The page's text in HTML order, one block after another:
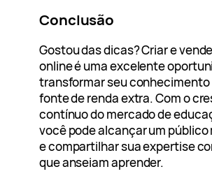
Conclusão
Gostou das dicas? Criar e
online é uma excelente
transformar seu conhecimento
fonte de renda extra. Com o
contínuo do mercado de
você pode alcançar um público
e compartilhar sua expertise
que anseiam aprender.